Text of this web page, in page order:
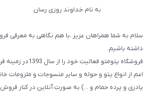
به نام خداوند روزی رسان
سلام به شما همراهان عزیز ،با هم نگاهی به معرفی
داشته باشیم.
فروشگاه پتومتو
اعم از انواع پتو و حوله و سایر منسوجات و ملزومات
پادری و پرده حمام و ...) به صورت آنلاین در کنار فروش